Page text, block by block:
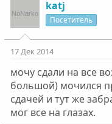
katj
Посетитель
17 Дек 2014
мочу сдали на все
большой) мочился
сдачей и тут же
мог все на глазах.